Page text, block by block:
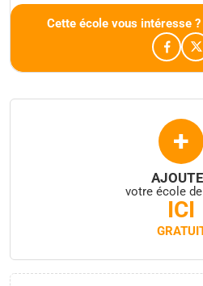
Cette école vous intéresse
+
votre école
ICI